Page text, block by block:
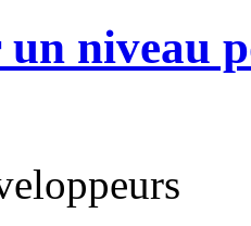
un niveau